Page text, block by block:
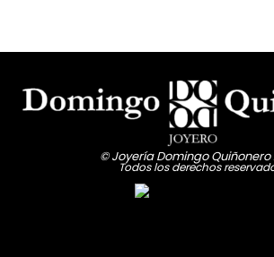
© Joyería Domingo Quiñonero
Todos los derechos